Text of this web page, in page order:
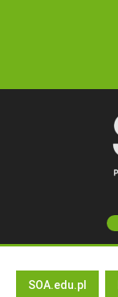
SOA.edu.pl